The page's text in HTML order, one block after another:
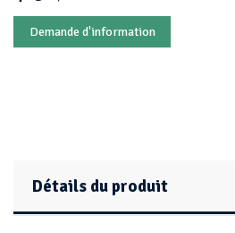
Demande d'information
Détails du produit